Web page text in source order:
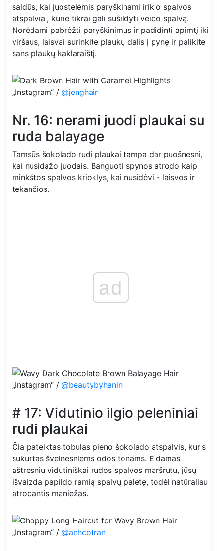
saldūs, kai juostelėmis paryškinami irikio spalvos
atspalviai, kurie tikrai gali sušildyti veido spalvą.
Norėdami pabrėžti paryškinimus ir padidinti apimtį iki
viršaus, laisvai surinkite plaukų dalis į pynę ir palikite
sans plaukų kaklaraištį.
„Instagram“ / @jenghair
Nr. 16: nerami juodi plaukai su
ruda balayage
Tamsūs šokolado rudi plaukai tampa dar puošnesni,
kai nusidažo juodais. Banguoti spynos atrodo kaip
minkštos spalvos krioklys, kai nusidėvi - laisvos ir
tekančios.
ad
„Instagram“ / @beautybyhanin
# 17: Vidutinio ilgio peleniniai
rudi plaukai
Čia pateiktas tobulas pieno šokolado atspalvis, kuris
sukurtas švelnesniems odos tonams. Eidamas
aštresniu vidutiniškai rudos spalvos maršrutu, jūsų
išvaizda papildo ramią spalvų paletę, todėl natūraliau
atrodantis maniežas.
„Instagram“ / @anhcotran